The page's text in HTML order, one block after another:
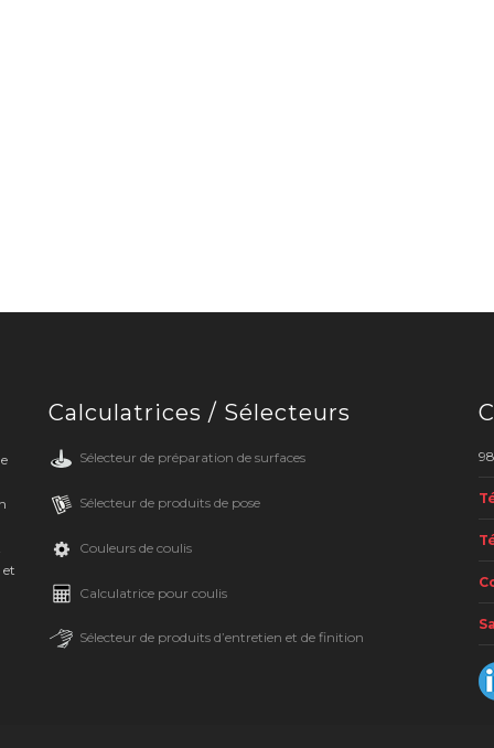
et
Calculatrices / Sélecteurs
Sélecteur de préparation de surfaces
Sélecteur de produits de pose
Couleurs de coulis
Calculatrice pour coulis
Sélecteur de produits d’entretien et de finition